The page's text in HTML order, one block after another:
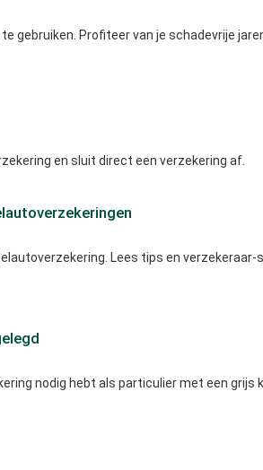
gebruiken. Profiteer van je schadevrije
en sluit direct een verzekering af.
Lees tips en verzekeraar-
nodig hebt als particulier met een grijs